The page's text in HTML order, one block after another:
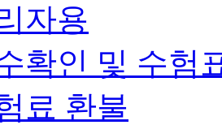
자용
확인 및 수험
료 환불